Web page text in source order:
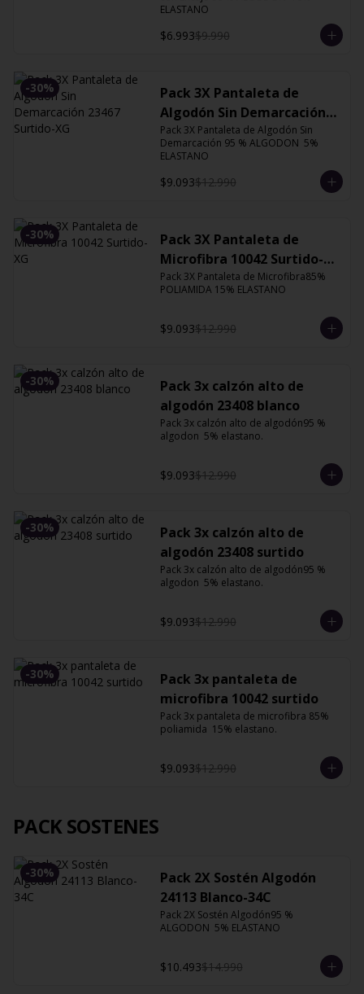
ELASTANO
$6.993$9.990
-30%
Pack 3X Pantaleta de
Algodón Sin Demarcación
23467 Surtido-XG
Pack 3X Pantaleta de Algodón Sin
Demarcación 95 % ALGODON  5%
ELASTANO
$9.093$12.990
-30%
Pack 3X Pantaleta de
Microfibra 10042 Surtido-
XG
Pack 3X Pantaleta de Microfibra85%
POLIAMIDA 15% ELASTANO
$9.093$12.990
-30%
Pack 3x calzón alto de
algodón 23408 blanco
Pack 3x calzón alto de algodón95 %
algodon  5% elastano.
$9.093$12.990
-30%
Pack 3x calzón alto de
algodón 23408 surtido
Pack 3x calzón alto de algodón95 %
algodon  5% elastano.
$9.093$12.990
-30%
Pack 3x pantaleta de
microfibra 10042 surtido
Pack 3x pantaleta de microfibra 85%
poliamida  15% elastano.
$9.093$12.990
PACK SOSTENES
-30%
Pack 2X Sostén Algodón
24113 Blanco-34C
Pack 2X Sostén Algodón95 %
ALGODON  5% ELASTANO
$10.493$14.990